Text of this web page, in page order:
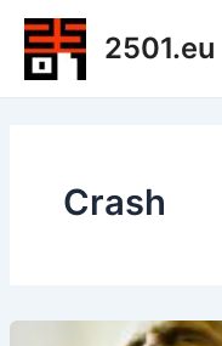
Zum
Inhalt
springen
Crash